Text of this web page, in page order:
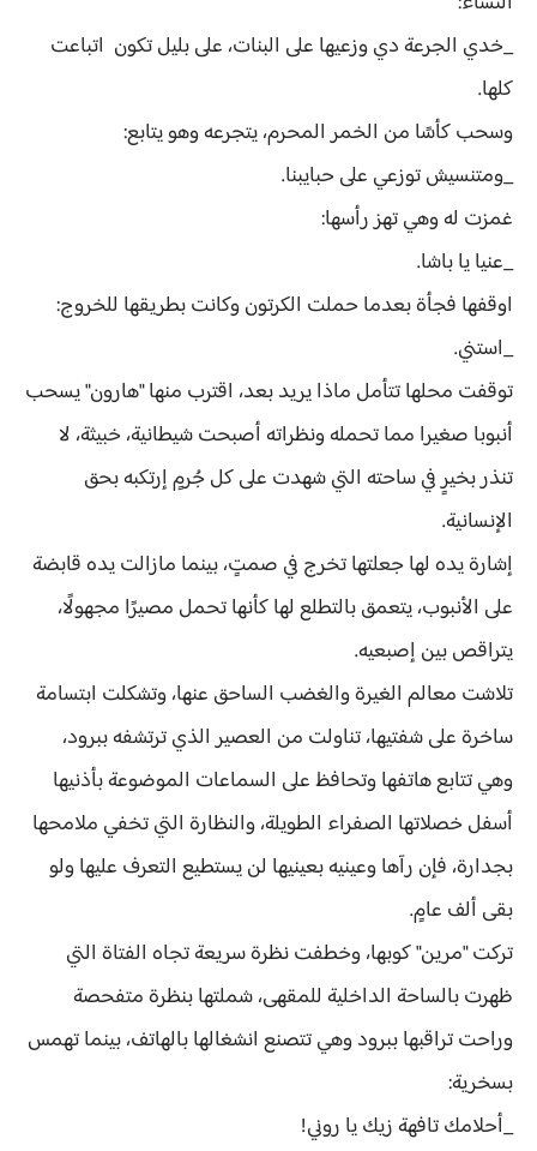
_خدي الجرعة دي وزعيها على البنات، على بليل تكون اتباعت
كلها.
وسحب كأسًا من الخمر المحرم، يتجرعه وهو يتابع:
_ومتنسيش توزعي على حبايبنا.
غمزت له وهي تهز رأسها:
_عنيا يا باشا.
اوقفها فجأة بعدما حملت الكرتون وكانت بطريقها للخروج:
_استني.
توقفت محلها تتأمل ماذا يريد بعد، اقترب منها "هارون" يسحب
أنبوبا صغيرا مما تحمله ونظراته أصبحت شيطانية، خبيثة، لا
تنذر بخيرٍ في ساحته التي شهدت على كل جُرمٍ إرتكبه بحق
الإنسانية.
إشارة يده لها جعلتها تخرج في صمتٍ، بينما مازالت يده قابضة
على الأنبوب، يتعمق بالتطلع لها كأنها تحمل مصيرًا مجهولًا،
يتراقص بين إصبعيه.
تلاشت معالم الغيرة والغضب الساحق عنها، وتشكلت ابتسامة
ساخرة على شفتيها، تناولت من العصير الذي ترتشفه ببرود،
وهي تتابع هاتفها وتحافظ على السماعات الموضوعة بأذنيها
أسفل خصلاتها الصفراء الطويلة، والنظارة التي تخفي ملامحها
بجدارة، فإن رآها وعينيه بعينيها لن يستطيع التعرف عليها ولو
بقى ألف عامٍ.
تركت "مرين" كوبها، وخطفت نظرة سريعة تجاه الفتاة التي
ظهرت بالساحة الداخلية للمقهى، شملتها بنظرة متفحصة
وراحت تراقبها ببرود وهي تتصنع انشغالها بالهاتف، بينما تهمس
بسخرية:
_أحلامك تافهة زيك يا روني!